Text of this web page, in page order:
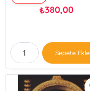
₺380,00
Sepete Ekle